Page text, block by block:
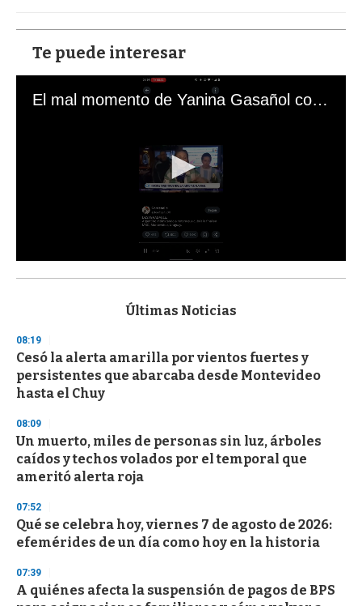
Te puede interesar
El mal momento de Yanina Gasañol con un hincha argentino en "Subrayado"
s
d
s
o
f
3
s
e
c
o
n
Últimas Noticias
08:19
Cesó la alerta amarilla por vientos fuertes y
persistentes que abarcaba desde Montevideo
hasta el Chuy
08:09
Un muerto, miles de personas sin luz, árboles
caídos y techos volados por el temporal que
ameritó alerta roja
07:52
Qué se celebra hoy, viernes 7 de agosto de 2026:
efemérides de un día como hoy en la historia
07:39
A quiénes afecta la suspensión de pagos de BPS